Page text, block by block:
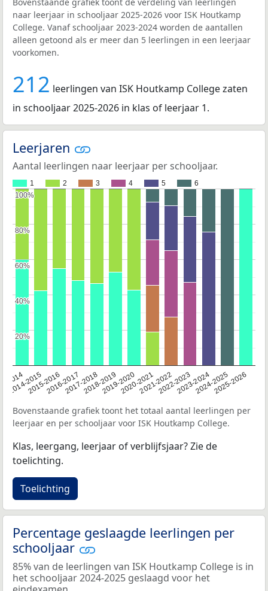
naar leerjaar in schooljaar 2025-2026 voor ISK Houtkamp
College. Vanaf schooljaar 2023-2024 worden de aantallen
alleen getoond als er meer dan 5 leerlingen in een leerjaar
voorkomen.
212 leerlingen van ISK Houtkamp College zaten
in schooljaar 2025-2026 in klas of leerjaar 1.
Leerjaren
Aantal leerlingen naar leerjaar per schooljaar.
1 2 3 4 5 6
2014
2014-2015
2015-20162016-20172017-20182018-20192019-20202020-20212021-20222022-20232023-20242024-20252025-2026
20%
20%
40%
40%
60%
60%
80%
80%
100%
100%
Bovenstaande grafiek toont het totaal aantal leerlingen per
leerjaar en per schooljaar voor ISK Houtkamp College.
Klas, leergang, leerjaar of verblijfsjaar? Zie de
toelichting.
Toelichting
Percentage geslaagde leerlingen per
schooljaar
85% van de leerlingen van ISK Houtkamp College is in
het schooljaar 2024-2025 geslaagd voor het